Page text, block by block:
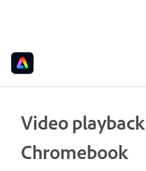
Video
Chromebook